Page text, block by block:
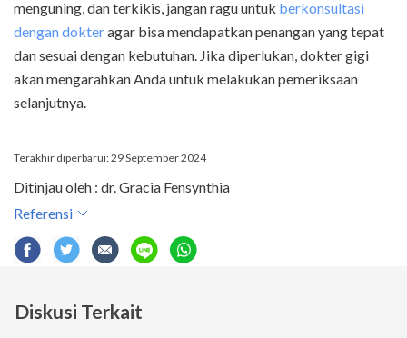
menguning, dan terkikis, jangan ragu untuk berkonsultasi
dengan dokteragar bisa mendapatkan penangan yang tepat
dan sesuai dengan kebutuhan. Jika diperlukan, dokter gigi
akan mengarahkan Anda untuk melakukan pemeriksaan
selanjutnya.
Terakhir diperbarui: 29 September 2024